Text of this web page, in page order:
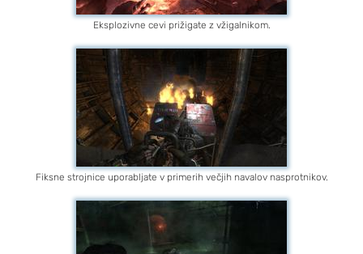
Eksplozivne cevi prižigate z vžigalnikom.
Fiksne strojnice uporabljate v primerih večjih navalov nasprotnikov.